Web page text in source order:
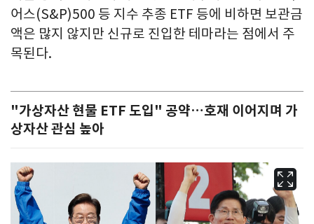
어스(S&P)500 등 지수 추종 ETF 등에 비하면 보관금
액은 많지 않지만 신규로 진입한 테마라는 점에서 주
목된다.
"가상자산 현물 ETF 도입" 공약…호재 이어지며 가
상자산 관심 높아